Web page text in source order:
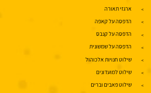
ארגזי תאורה
הדפסה על קאפה
הדפסה על קנבס
הדפסה על שמשונית
שילוט חנויות אלכוהול
שילוט למועדונים
שילוט פאבים וברים